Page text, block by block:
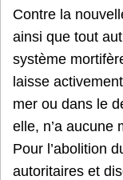
Contre la
ainsi que tout
système
laisse
mer ou dans le
elle, n’a aucune
Pour l’abolition
autoritaires et